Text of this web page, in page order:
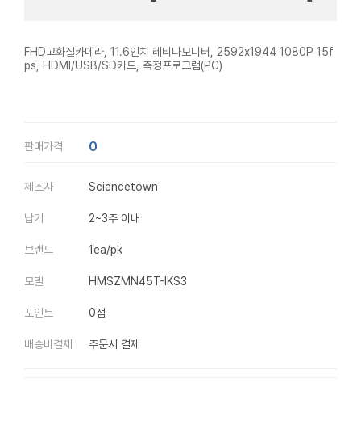
FHD고화질카메라, 11.6인치 레티나모니터, 2592x1944 1080P 15f
ps, HDMI/USB/SD카드, 측정프로그램(PC)
판매가격 0
제조사 Sciencetown
납기 2~3주 이내
브랜드 1ea/pk
모델 HMSZMN45T-IKS3
포인트 0점
배송비결제 주문시 결제